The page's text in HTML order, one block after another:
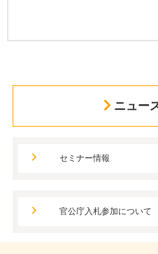
ニュー
セミナー情報
官公庁入札参加について